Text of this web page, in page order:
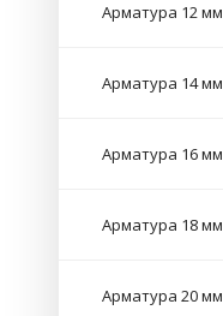
Арматура 12 мм
Арматура 14 мм
Арматура 16 мм
Арматура 18 мм
Арматура 20 мм